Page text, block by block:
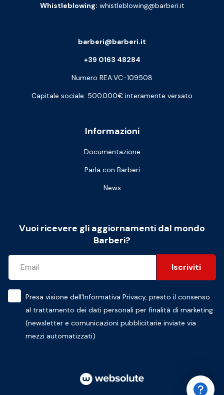
Whistleblowing: whistleblowing@barberi.it
Informazioni
Documentazione
Parla con Barberi
News
barberi@barberi.it
+39 0163 48284
Numero REA:VC-109508
Capitale sociale: 500.000€ interamente versato
Vuoi ricevere gli aggiornamenti dal mondo
Barberi?
Iscriviti
Presa visione dell’Informativa Privacy, presto il consenso
al trattamento dei dati personali per finalità di marketing
(newsletter e comunicazioni pubblicitarie inviate via
mezzi automatizzati)